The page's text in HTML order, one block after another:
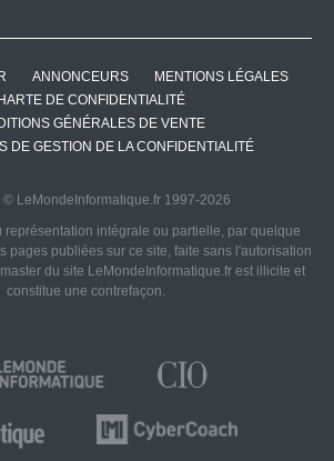
ANNONCEURS
MENTIONS LÉGALES
DE CONFIDENTIALITÉ
GÉNÉRALES DE VENTE
DE GESTION DE LA CONFIDENTIALITÉ
© LeMondeInformatique.fr 1997-2026
représentation intégrale ou partielle, par quelque
pages publiées sur ce site, faite sans l'autorisation
du site LeMondeInformatique.fr est illicite et
constitue une contrefaçon.